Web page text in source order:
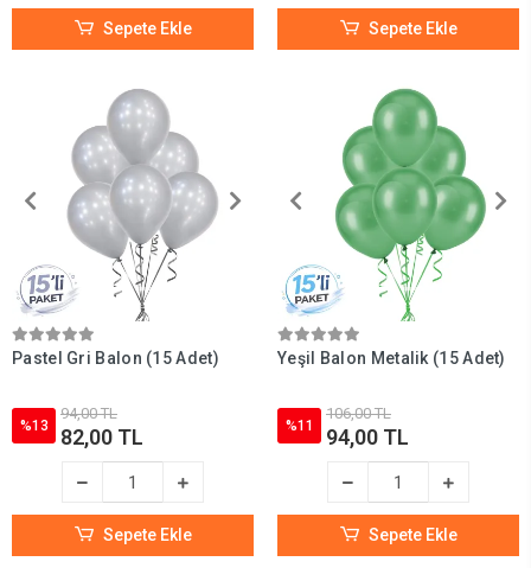
Sepete Ekle Sepete Ekle
Pastel Gri Balon (15 Adet)
%13
94,00 TL
82,00 TL
Sepete Ekle
Yeşil Balon Metalik (15 Adet)
%11
106,00 TL
94,00 TL
Sepete Ekle